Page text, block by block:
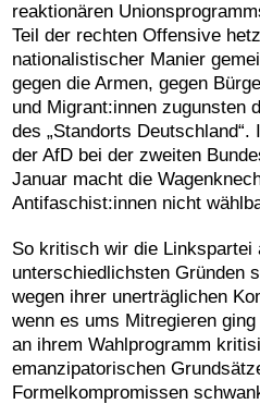
reaktionären
Teil der rechten Offensive
nationalistischer Manier
gegen die Armen, gegen
und Migrant:innen zugunsten
des „Standorts
der AfD bei der zweiten
Januar macht die
Antifaschist:innen nicht
So kritisch wir die Linkspartei
unterschiedlichsten Gründen
wegen ihrer unerträglichen
wenn es ums Mitregieren
an ihrem Wahlprogramm
emanzipatorischen
Formelkompromissen